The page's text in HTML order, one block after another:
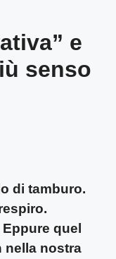
e
senso
di tamburo.
quel
nella nostra